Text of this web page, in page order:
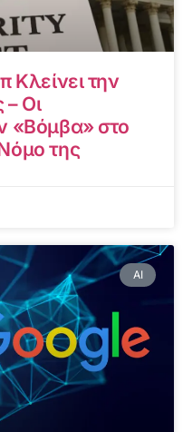
Κλείνει την
– Οι
«Βόμβα» στο
της
AI